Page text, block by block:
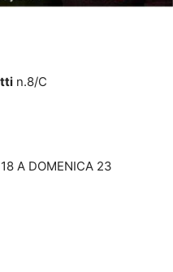
n.8/C
A DOMENICA 23